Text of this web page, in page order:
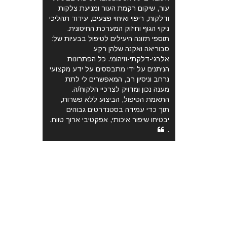
עור, שיקום רקמת העור ומניעת צלקות
ודלקות, ריפוי ואיחוי פצעים, עידוד תהליכי
ניקוי הגוף וחיזוק המערכת החיסונית.
תוספי תזונה היעילים לטיפול בבעיות של:
סבוריאה ואקנה שלהן רקע
אלרגי-דלקתי-וזיהומי. כל הפתרונות
הניתנים על ידי מתבססים על ידע מקצועי
נרחב וניסיון רב, המאפשרים לי לתת
מענה נכון ומדויק לצרכיי הלקוח/ה.
התאמת הטיפול, הביצוע ללא פשרות,
תוך כדי עמידה בסטנדרטים גבוהים
יבטיחו שיפור איכותי, אפקטיבי ארוך טווח.
.